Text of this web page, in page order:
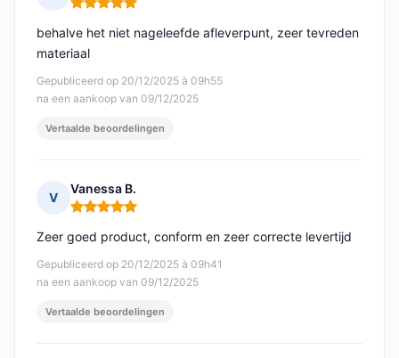
Opmerking: 5 van 5
Gepubliceerd op 20/12/2025 à 09h55
na een aankoop van 09/12/2025
behalve het niet nageleefde afleverpunt, zeer tevreden
materiaal
Vertaalde beoordelingen
V
Vanessa B.
Opmerking: 5 van 5
Gepubliceerd op 20/12/2025 à 09h41
na een aankoop van 09/12/2025
Zeer goed product, conform en zeer correcte levertijd
Vertaalde beoordelingen